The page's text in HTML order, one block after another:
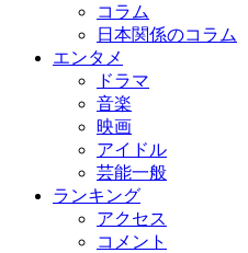
コラム
日本関係のコラム
エンタメ
ドラマ
音楽
映画
アイドル
芸能一般
ランキング
アクセス
コメント